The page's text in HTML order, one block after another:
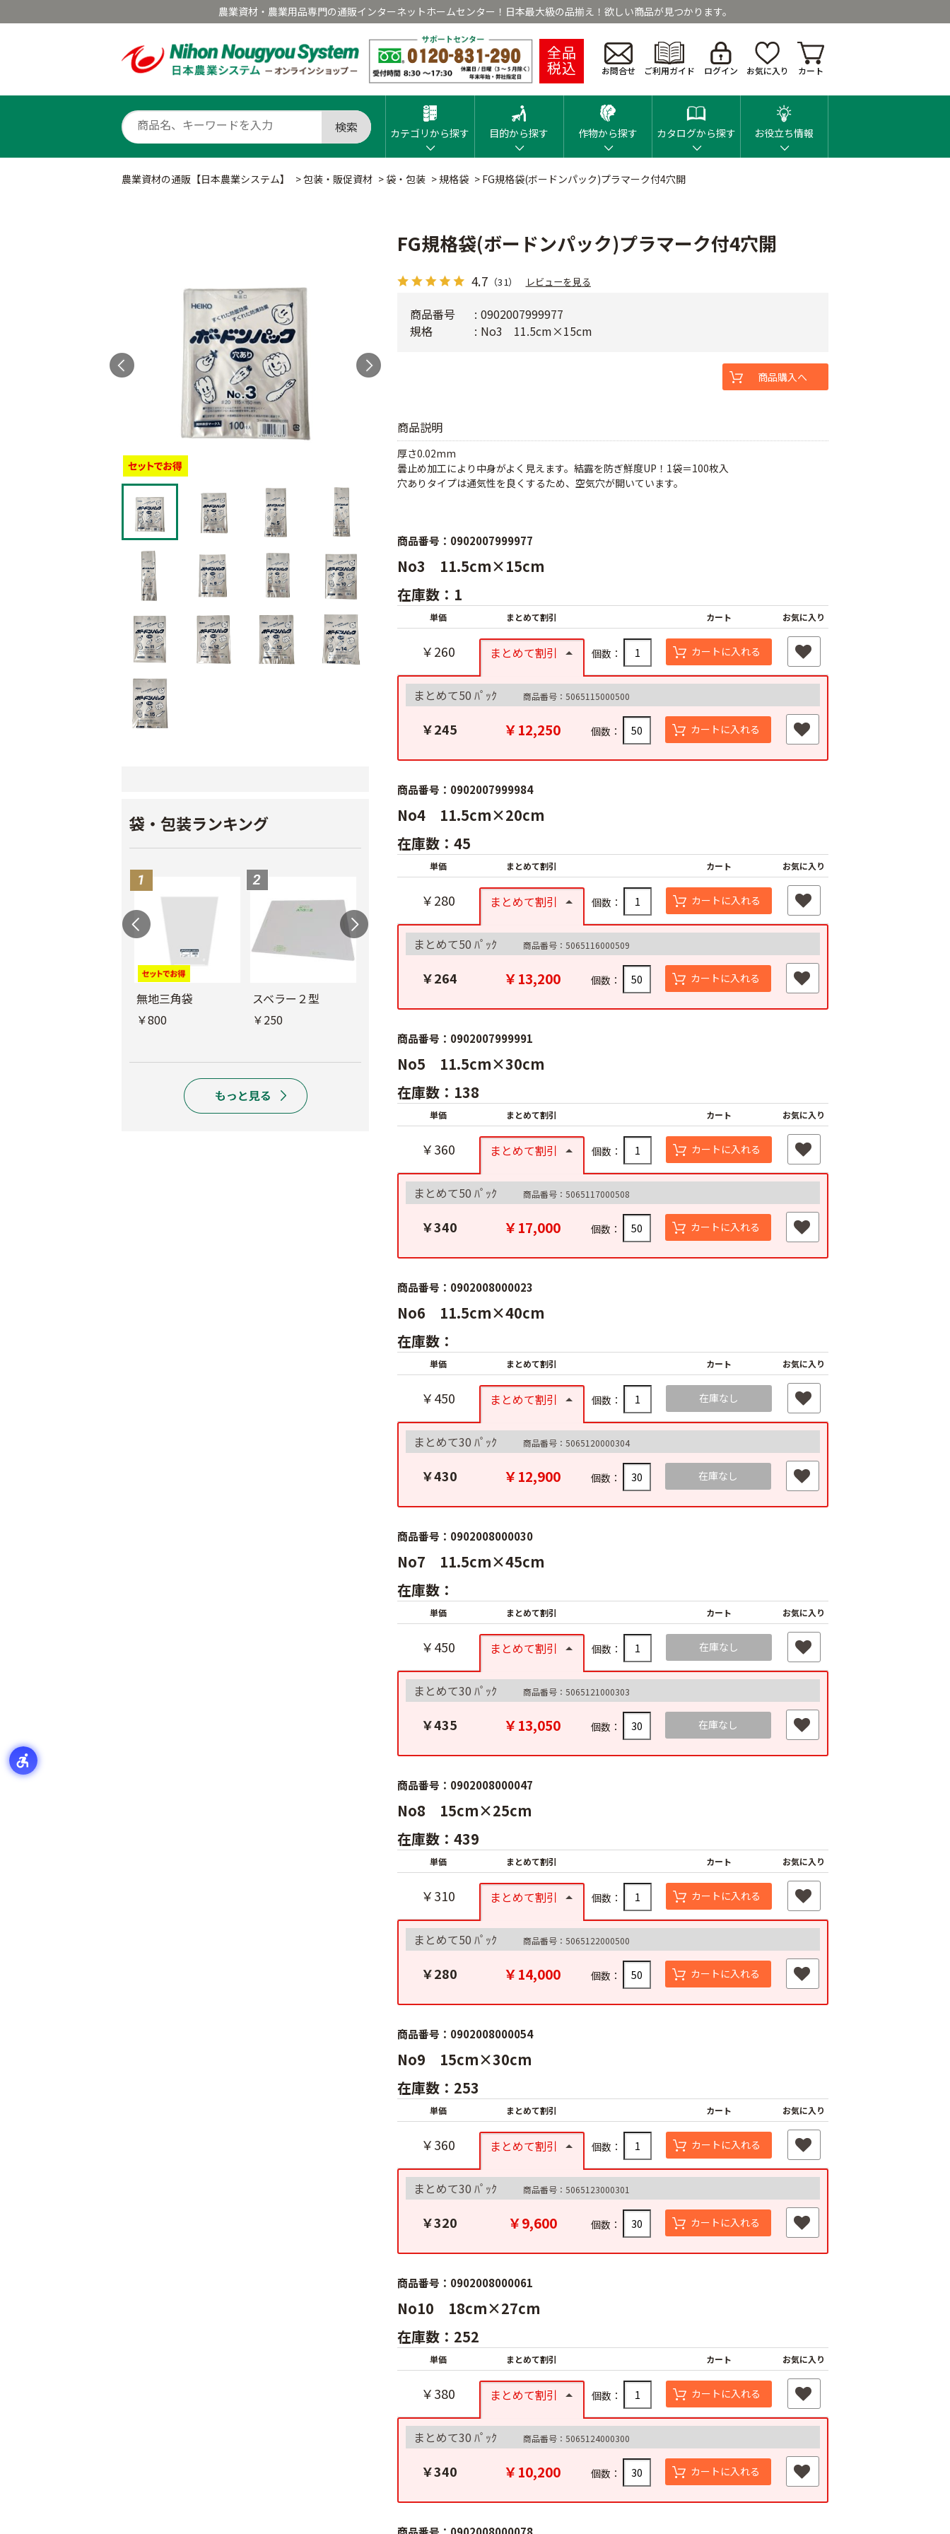
農業資材・農業用品専門の通販インターネットホームセンター！日本最大級の品揃え！欲しい商品が見つかります。
全品
税込 お問合せ ご利用ガイド ログイン お気に入り カート
検索 カテゴリから探す 目的から探す 作物から探す カタログから探す お役立ち情報
農業資材の通販【日本農業システム】 >包装・販促資材 > 袋・包装 >規格袋 > FG規格袋(ボードンパック)プラマーク付4穴開
袋・包装ランキング
無地三角袋
￥800
スベラー２型
￥250
パック)プラマーク
付4穴開
FG ニラ コネギ
用袋
防曇三角袋 みず菜
FG規格袋(ボードンパック)プラマーク付4穴開
4.7 （31） レビューを見る
商品説明
厚さ0.02mm
曇止め加工により中身がよく見えます。結露を防ぎ鮮度UP！1袋＝100枚入
穴ありタイプは通気性を良くするため、空気穴が開いています。
商品番号
0902007999977
規格
No3 11.5cm×15cm
商品購入へ
商品番号：0902007999977
No3 11.5cm×15cm
在庫数：1
単価 まとめて割引 カート お気に入り
￥260 まとめて割引 個数： カートに入れる
まとめて50 ﾊﾟｯｸ 商品番号：5065115000500
￥245 ￥12,250 個数： カートに入れる
商品番号：0902007999984
No4 11.5cm×20cm
在庫数：45
単価 まとめて割引 カート お気に入り
￥280 まとめて割引 個数： カートに入れる
まとめて50 ﾊﾟｯｸ 商品番号：5065116000509
￥264 ￥13,200 個数： カートに入れる
商品番号：0902007999991
No5 11.5cm×30cm
在庫数：138
単価 まとめて割引 カート お気に入り
￥360 まとめて割引 個数： カートに入れる
まとめて50 ﾊﾟｯｸ 商品番号：5065117000508
￥340 ￥17,000 個数： カートに入れる
商品番号：0902008000023
No6 11.5cm×40cm
在庫数：
単価 まとめて割引 カート お気に入り
￥450 まとめて割引 個数： 在庫なし
まとめて30 ﾊﾟｯｸ 商品番号：5065120000304
￥430 ￥12,900 個数： 在庫なし
商品番号：0902008000030
No7 11.5cm×45cm
在庫数：
単価 まとめて割引 カート お気に入り
￥450 まとめて割引 個数： 在庫なし
まとめて30 ﾊﾟｯｸ 商品番号：5065121000303
￥435 ￥13,050 個数： 在庫なし
商品番号：0902008000047
No8 15cm×25cm
在庫数：439
単価 まとめて割引 カート お気に入り
￥310 まとめて割引 個数： カートに入れる
まとめて50 ﾊﾟｯｸ 商品番号：5065122000500
￥280 ￥14,000 個数： カートに入れる
商品番号：0902008000054
No9 15cm×30cm
在庫数：253
単価 まとめて割引 カート お気に入り
￥360 まとめて割引 個数： カートに入れる
まとめて30 ﾊﾟｯｸ 商品番号：5065123000301
￥320 ￥9,600 個数： カートに入れる
商品番号：0902008000061
No10 18cm×27cm
在庫数：252
単価 まとめて割引 カート お気に入り
￥380 まとめて割引 個数： カートに入れる
まとめて30 ﾊﾟｯｸ 商品番号：5065124000300
￥340 ￥10,200 個数： カートに入れる